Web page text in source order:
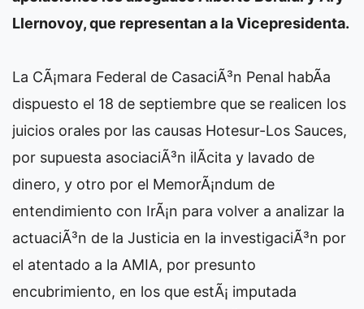
Llernovoy, que representan a la Vicepresidenta.
La CÃ¡mara Federal de CasaciÃ³n Penal habÃ­a
dispuesto el 18 de septiembre que se realicen los
juicios orales por las causas Hotesur-Los Sauces,
por supuesta asociaciÃ³n ilÃ­cita y lavado de
dinero, y otro por el MemorÃ¡ndum de
entendimiento con IrÃ¡n para volver a analizar la
actuaciÃ³n de la Justicia en la investigaciÃ³n por
el atentado a la AMIA, por presunto
encubrimiento, en los que estÃ¡ imputada